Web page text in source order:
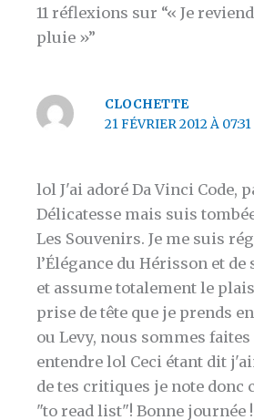
11 réflexions sur “« Je
pluie »”
CLOCHETTE
21 FÉVRIER 2012 À 07:31
lol J'ai adoré Da Vinci Code,
Délicatesse mais suis
Les Souvenirs. Je me suis
l’Élégance du Hérisson et
et assume totalement le
prise de tête que je prends
ou Levy, nous sommes
entendre lol Ceci étant dit
de tes critiques je note donc
"to read list"! Bonne journée !